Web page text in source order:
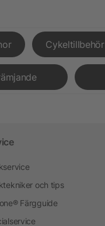
Cykeltillbehör
och tips
Färgguide